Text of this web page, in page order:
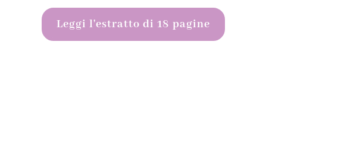
Leggi l'estratto di 18 pagine